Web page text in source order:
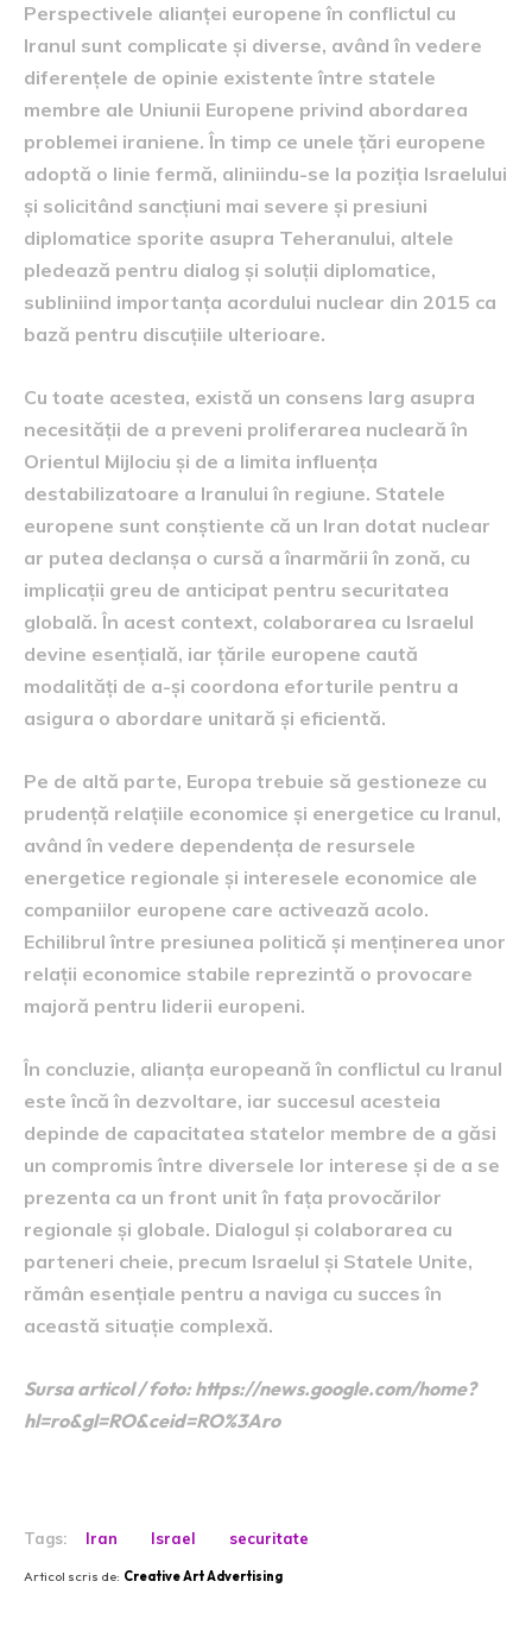
Perspectivele alianței europene în conflictul cu
Iranul sunt complicate și diverse, având în vedere
diferențele de opinie existente între statele
membre ale Uniunii Europene privind abordarea
problemei iraniene. În timp ce unele țări europene
adoptă o linie fermă, aliniindu-se la poziția Israelului
și solicitând sancțiuni mai severe și presiuni
diplomatice sporite asupra Teheranului, altele
pledează pentru dialog și soluții diplomatice,
subliniind importanța acordului nuclear din 2015 ca
bază pentru discuțiile ulterioare.
Cu toate acestea, există un consens larg asupra
necesității de a preveni proliferarea nucleară în
Orientul Mijlociu și de a limita influența
destabilizatoare a Iranului în regiune. Statele
europene sunt conștiente că un Iran dotat nuclear
ar putea declanșa o cursă a înarmării în zonă, cu
implicații greu de anticipat pentru securitatea
globală. În acest context, colaborarea cu Israelul
devine esențială, iar țările europene caută
modalități de a-și coordona eforturile pentru a
asigura o abordare unitară și eficientă.
Pe de altă parte, Europa trebuie să gestioneze cu
prudență relațiile economice și energetice cu Iranul,
având în vedere dependența de resursele
energetice regionale și interesele economice ale
companiilor europene care activează acolo.
Echilibrul între presiunea politică și menținerea unor
relații economice stabile reprezintă o provocare
majoră pentru liderii europeni.
În concluzie, alianța europeană în conflictul cu Iranul
este încă în dezvoltare, iar succesul acesteia
depinde de capacitatea statelor membre de a găsi
un compromis între diversele lor interese și de a se
prezenta ca un front unit în fața provocărilor
regionale și globale. Dialogul și colaborarea cu
parteneri cheie, precum Israelul și Statele Unite,
rămân esențiale pentru a naviga cu succes în
această situație complexă.
Sursa articol / foto: https://news.google.com/home?
hl=ro&gl=RO&ceid=RO%3Aro
Tags: Iran Israel securitate
Articol scris de: Creative Art Advertising